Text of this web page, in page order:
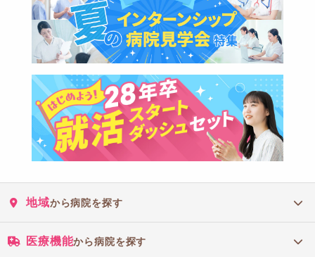
地域から病院を探す
医療機能から病院を探す